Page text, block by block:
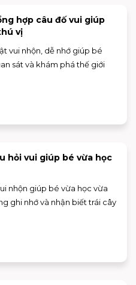
hợp câu đố vui giúp
vị
vui nhộn, dễ nhớ giúp bé
sát và khám phá thế giới
hỏi vui giúp bé vừa học
nhộn giúp bé vừa học vừa
ghi nhớ và nhận biết trái cây